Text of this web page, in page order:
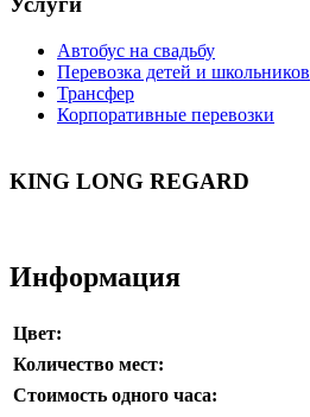
Автобус на свадьбу
Перевозка детей и школьников
Трансфер
Корпоративные перевозки
KING LONG REGARD
Информация
Цвет:
Количество мест:
Стоимость одного часа: